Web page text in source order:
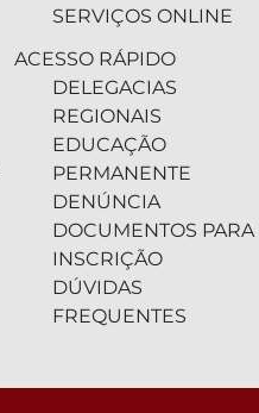
SERVIÇOS ONLINE
ACESSO RÁPIDO
DELEGACIAS
REGIONAIS
EDUCAÇÃO
PERMANENTE
DENÚNCIA
DOCUMENTOS PARA
INSCRIÇÃO
DÚVIDAS
FREQUENTES